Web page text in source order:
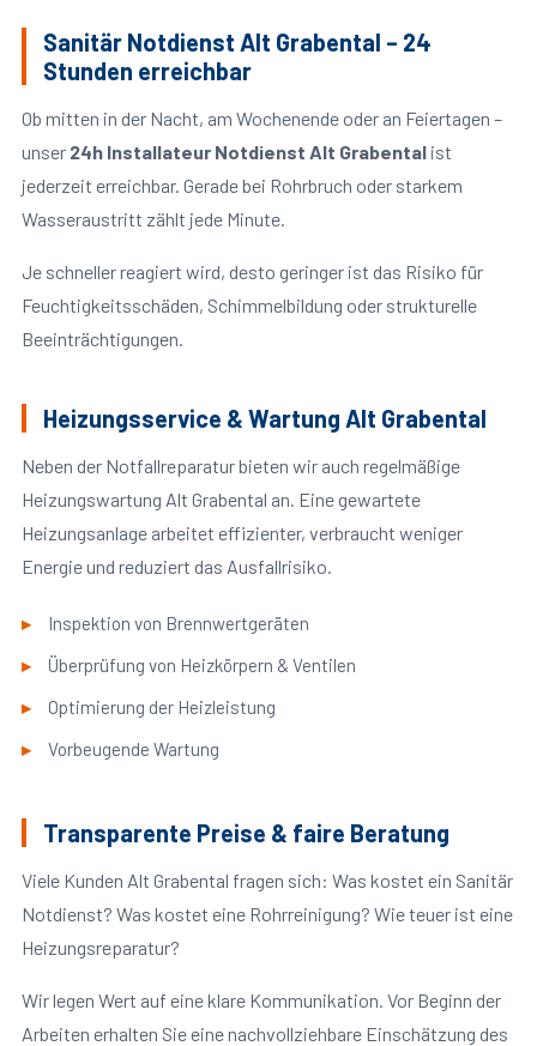
Sanitär Notdienst Alt Grabental – 24
Stunden erreichbar
Ob mitten in der Nacht, am Wochenende oder an Feiertagen –
unser 24h Installateur Notdienst Alt Grabentalist
jederzeit erreichbar. Gerade bei Rohrbruch oder starkem
Wasseraustritt zählt jede Minute.
Je schneller reagiert wird, desto geringer ist das Risiko für
Feuchtigkeitsschäden, Schimmelbildung oder strukturelle
Beeinträchtigungen.
Heizungsservice & Wartung Alt Grabental
Neben der Notfallreparatur bieten wir auch regelmäßige
Heizungswartung Alt Grabental an. Eine gewartete
Heizungsanlage arbeitet effizienter, verbraucht weniger
Energie und reduziert das Ausfallrisiko.
Inspektion von Brennwertgeräten
Überprüfung von Heizkörpern & Ventilen
Optimierung der Heizleistung
Vorbeugende Wartung
Transparente Preise & faire Beratung
Viele Kunden Alt Grabental fragen sich: Was kostet ein Sanitär
Notdienst? Was kostet eine Rohrreinigung? Wie teuer ist eine
Heizungsreparatur?
Wir legen Wert auf eine klare Kommunikation. Vor Beginn der
Arbeiten erhalten Sie eine nachvollziehbare Einschätzung des